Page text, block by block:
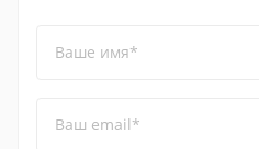
Ваше имя*
Ваш email*